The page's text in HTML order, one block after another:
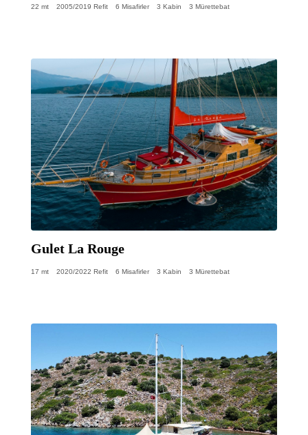
22 mt 2005/2019 Refit 6 Misafirler 3 Kabin 3 Mürettebat
Gulet La Rouge
17 mt 2020/2022 Refit 6 Misafirler 3 Kabin 3 Mürettebat